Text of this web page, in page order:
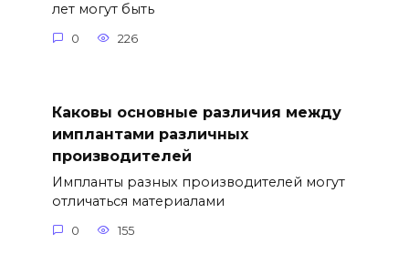
лет могут быть
0 226
Каковы основные различия между
имплантами различных
производителей
Импланты разных производителей могут
отличаться материалами
0 155